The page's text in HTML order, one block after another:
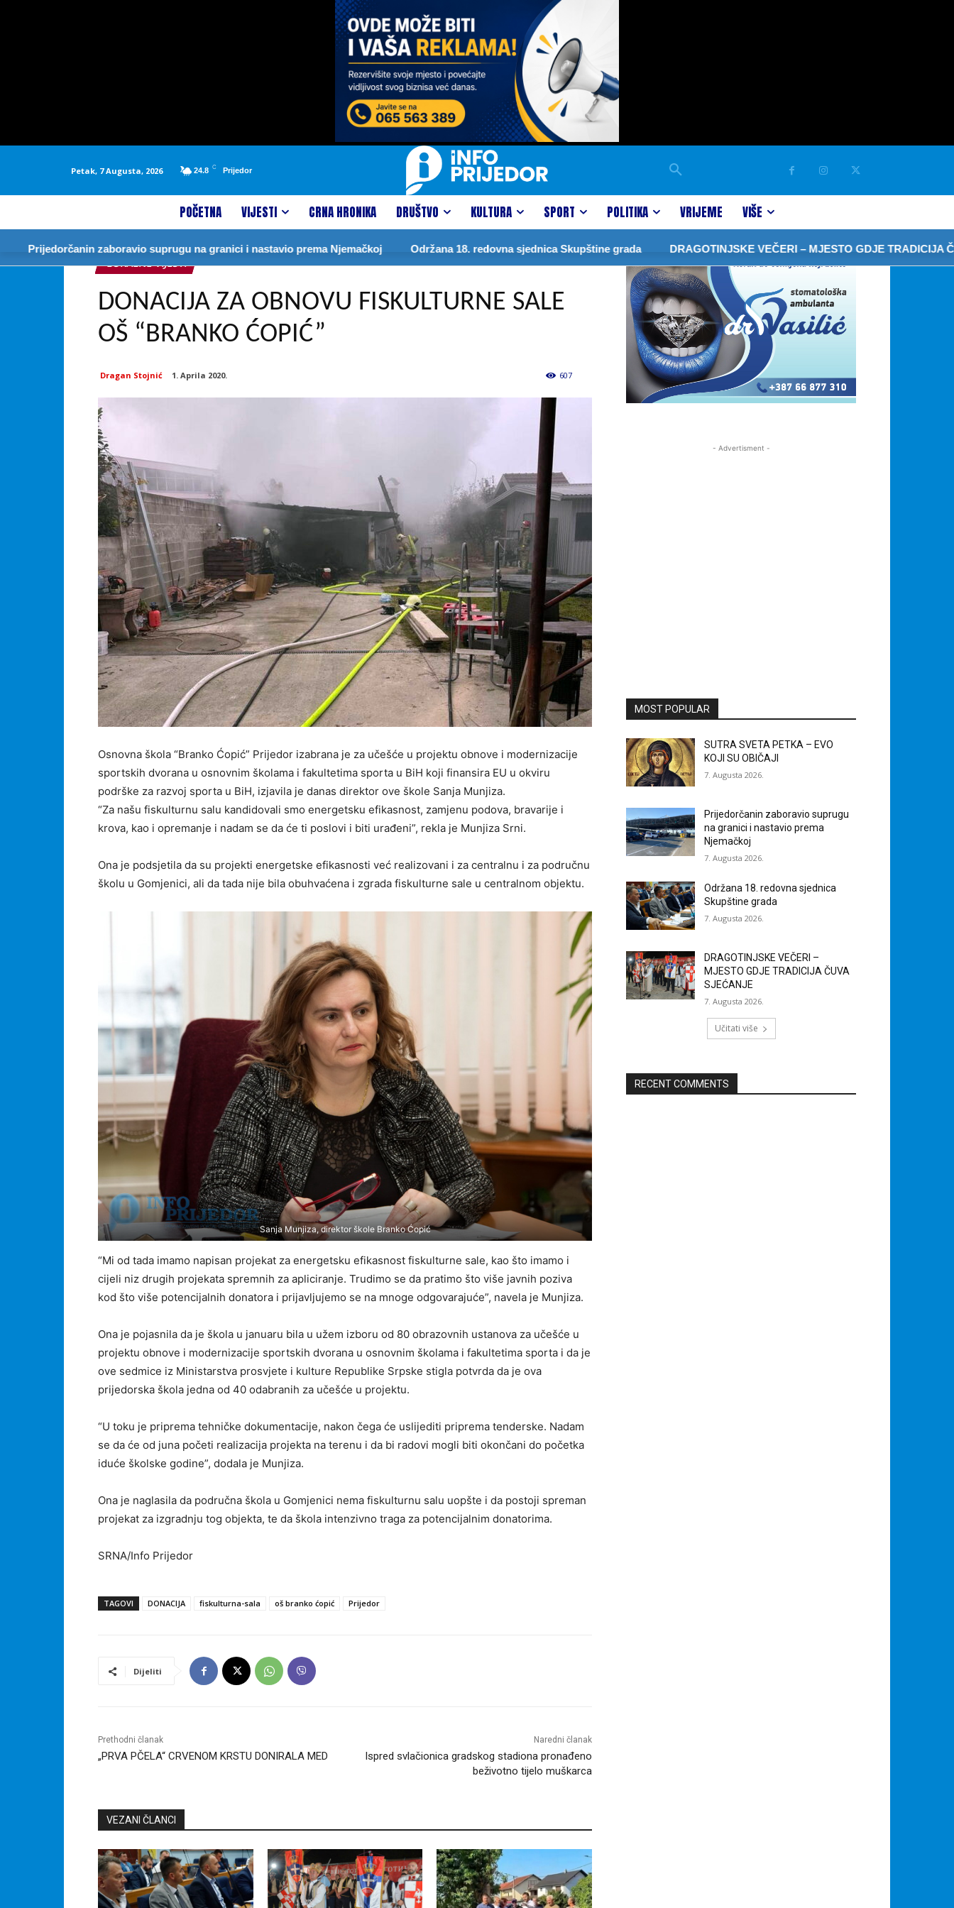
Petak, 7 Augusta, 2026 24.8 C Prijedor
POČETNA VIJESTI CRNA HRONIKA DRUŠTVO KULTURA SPORT POLITIKA VRIJEME VIŠE
zaboravio suprugu na granici i nastavio prema Njemačkoj Održana 18. redovna sjednica Skupštine grada DRAGOTINJSKE VEČERI – MJESTO GDJE TRADICIJA ČUVA
LOKALNE VIJESTI
DONACIJA ZA OBNOVU FISKULTURNE SALE
OŠ “BRANKO ĆOPIĆ”
Dragan Stojnić 1. Aprila 2020. 607
Osnovna škola “Branko Ćopić” Prijedor izabrana je za učešće u projektu obnove i modernizacije
sportskih dvorana u osnovnim školama i fakultetima sporta u BiH koji finansira EU u okviru
podrške za razvoj sporta u BiH, izjavila je danas direktor ove škole Sanja Munjiza.
“Za našu fiskulturnu salu kandidovali smo energetsku efikasnost, zamjenu podova, bravarije i
krova, kao i opremanje i nadam se da će ti poslovi i biti urađeni”, rekla je Munjiza Srni.
Ona je podsjetila da su projekti energetske efikasnosti već realizovani i za centralnu i za područnu
školu u Gomjenici, ali da tada nije bila obuhvaćena i zgrada fiskulturne sale u centralnom objektu.
Sanja Munjiza, direktor škole Branko Ćopić
“Mi od tada imamo napisan projekat za energetsku efikasnost fiskulturne sale, kao što imamo i
cijeli niz drugih projekata spremnih za apliciranje. Trudimo se da pratimo što više javnih poziva
kod što više potencijalnih donatora i prijavljujemo se na mnoge odgovarajuće”, navela je Munjiza.
Ona je pojasnila da je škola u januaru bila u užem izboru od 80 obrazovnih ustanova za učešće u
projektu obnove i modernizacije sportskih dvorana u osnovnim školama i fakultetima sporta i da je
ove sedmice iz Ministarstva prosvjete i kulture Republike Srpske stigla potvrda da je ova
prijedorska škola jedna od 40 odabranih za učešće u projektu.
“U toku je priprema tehničke dokumentacije, nakon čega će uslijediti priprema tenderske. Nadam
se da će od juna početi realizacija projekta na terenu i da bi radovi mogli biti okončani do početka
iduće školske godine”, dodala je Munjiza.
Ona je naglasila da područna škola u Gomjenici nema fiskulturnu salu uopšte i da postoji spreman
projekat za izgradnju tog objekta, te da škola intenzivno traga za potencijalnim donatorima.
SRNA/Info Prijedor
TAGOVI DONACIJA fiskulturna-sala oš branko ćopić Prijedor
Dijeliti
Prethodni članak
„PRVA PČELA“ CRVENOM KRSTU DONIRALA MED
Naredni članak
Ispred svlačionica gradskog stadiona pronađeno
beživotno tijelo muškarca
VEZANI ČLANCI
- Advertisment -
MOST POPULAR
SUTRA SVETA PETKA – EVO
KOJI SU OBIČAJI
7. Augusta 2026.
Prijedorčanin zaboravio suprugu
na granici i nastavio prema
Njemačkoj
7. Augusta 2026.
Održana 18. redovna sjednica
Skupštine grada
7. Augusta 2026.
DRAGOTINJSKE VEČERI –
MJESTO GDJE TRADICIJA ČUVA
SJEĆANJE
7. Augusta 2026.
Učitati više
RECENT COMMENTS